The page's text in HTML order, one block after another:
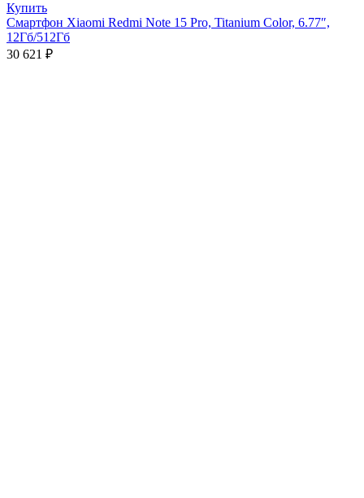
Купить
Смартфон Xiaomi Redmi Note 15 Pro, Titanium Color, 6.77″,
12Гб/512Гб
30 621 ₽